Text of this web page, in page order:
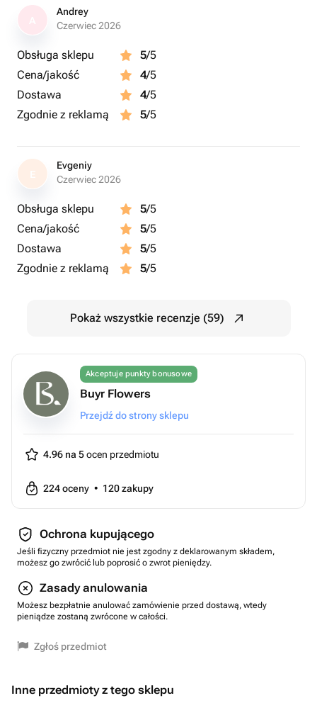
Andrey
Czerwiec 2026
Obsługa sklepu 5/5
Cena/jakość
4/5
Dostawa
4/5
Zgodnie z reklamą
5/5
E
Evgeniy
Czerwiec 2026
Obsługa sklepu 5/5
Cena/jakość
5/5
Dostawa
5/5
Zgodnie z reklamą
5/5
Pokaż wszystkie recenzje (59)
Akceptuje punkty bonusowe
Buyr Flowers
Przejdź do strony sklepu
4.96 na 5ocen przedmiotu
224oceny • 120zakupy
Ochrona kupującego
Jeśli fizyczny przedmiot nie jest zgodny z deklarowanym składem,
możesz go zwrócić lub poprosić o zwrot pieniędzy.
Zasady anulowania
Możesz bezpłatnie anulować zamówienie przed dostawą, wtedy
pieniądze zostaną zwrócone w całości.
Zgłoś przedmiot
Inne przedmioty z tego sklepu